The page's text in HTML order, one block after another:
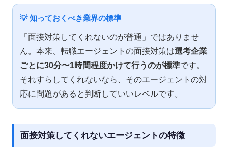
💡 知っておくべき業界の標準
「面接対策してくれないのが普通」ではありませ
ん。本来、転職エージェントの面接対策は選考企業
ごとに30分〜1時間程度かけて行うのが標準です。
それすらしてくれないなら、そのエージェントの対
応に問題があると判断していいレベルです。
面接対策してくれないエージェントの特徴